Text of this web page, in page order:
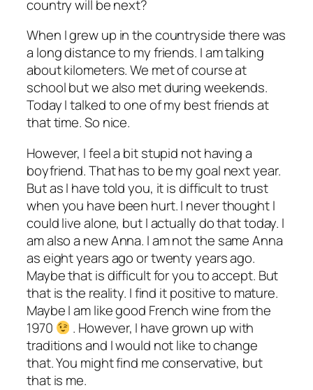
country will be next?
When I grew up in the countryside there was
a long distance to my friends. I am talking
about kilometers. We met of course at
school but we also met during weekends.
Today I talked to one of my best friends at
that time. So nice.
However, I feel a bit stupid not having a
boyfriend. That has to be my goal next year.
But as I have told you, it is difficult to trust
when you have been hurt. I never thought I
could live alone, but I actually do that today. I
am also a new Anna. I am not the same Anna
as eight years ago or twenty years ago.
Maybe that is difficult for you to accept. But
that is the reality. I find it positive to mature.
Maybe I am like good French wine from the
1970
. However, I have grown up with
traditions and I would not like to change
that. You might find me conservative, but
that is me.